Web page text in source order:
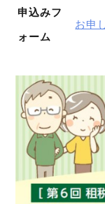
申込みフ
ォーム
お申